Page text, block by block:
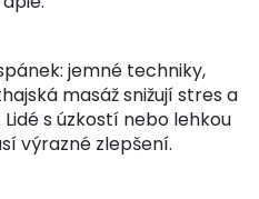
jemné techniky,
masáž snižují stres a
s úzkostí nebo lehkou
výrazné zlepšení.